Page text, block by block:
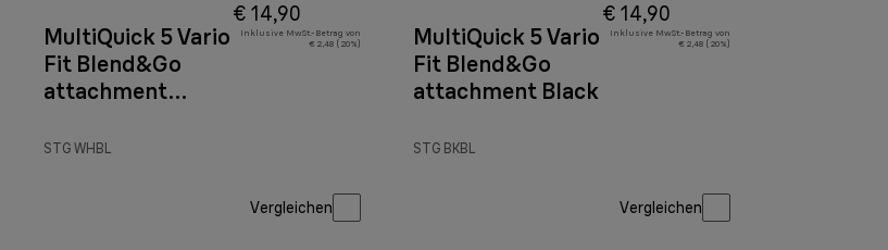
MultiQuick 5 Vario
Fit Blend&Go
attachment
STG WHBL
€ 14,90
Inklusive MwSt.-Betrag von
€ 2,48 ( 20%)
Vergleichen
MultiQuick 5 Vario
Fit Blend&Go
attachment Black
STG BKBL
€ 14,90
Inklusive MwSt.-Betrag von
€ 2,48 ( 20%)
Vergleichen